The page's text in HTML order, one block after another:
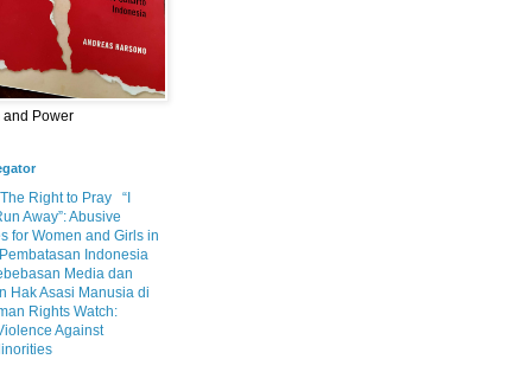
and Power
Right to Pray
“I
Away”: Abusive
for Women and Girls in
Pembatasan Indonesia
Media dan
Hak Asasi Manusia di
Rights Watch:
Against